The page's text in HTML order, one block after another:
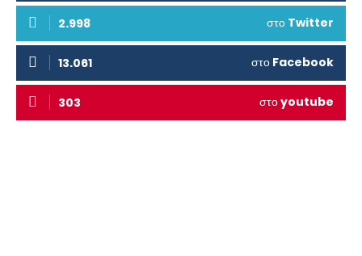
2.998 στο Twitter
13.061 στο Facebook
303 στοyoutube